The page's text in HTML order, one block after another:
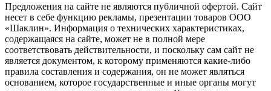
Предложения на сайте не являются публичной офертой. Сайт
несет в себе функцию рекламы, презентации товаров ООО
«Шаклин». Информация о технических характеристиках,
содержащаяся на сайте, может не в полной мере
соответствовать действительности, и поскольку сам сайт не
является документом, к которому применяются какие-либо
правила составления и содержания, он не может являться
основанием, которое государственные и иные органы могут